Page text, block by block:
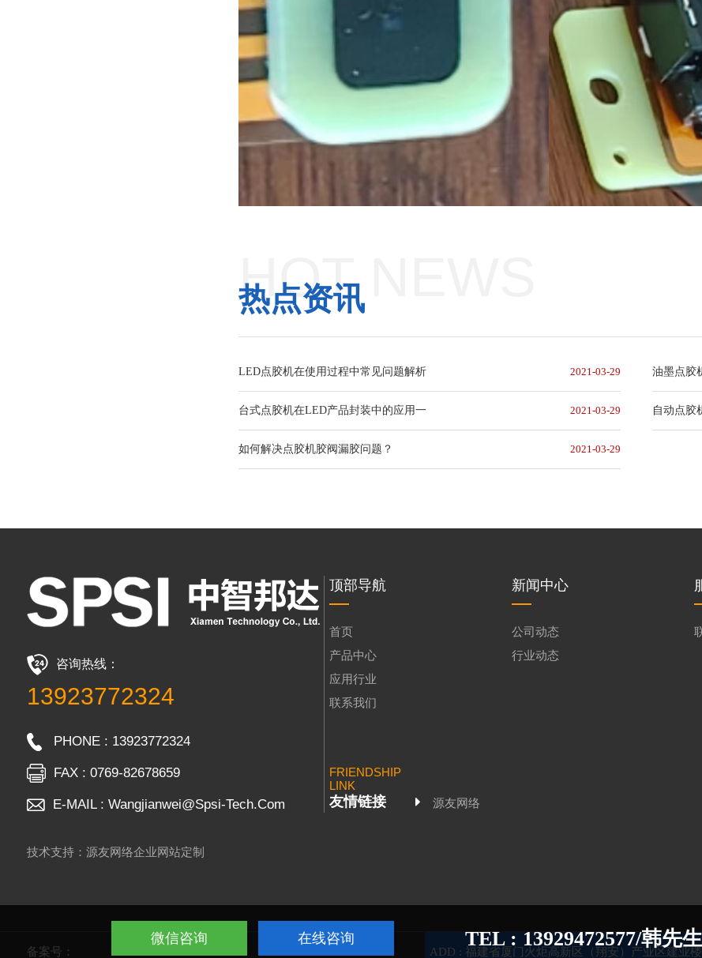
HOT NEWS
热点资讯
LED点胶机在使用过程中常见问题解析 2021-03-29 油墨点胶
台式点胶机在LED产品封装中的应用一 2021-03-29 自动点胶
如何解决点胶机胶阀漏胶问题？ 2021-03-29
咨询热线：
13923772324
PHONE : 13923772324
FAX : 0769-82678659
E-MAIL : Wangjianwei@Spsi-Tech.Com
技术支持：源友网络企业网站定制
顶部导航
首页
产品中心
应用行业
联系我们
新闻中心
公司动态
行业动态
FRIENDSHIP
LINK
友情链接 源友网络
备案号： ADD : 福建省厦门火炬高新区（翔安）产业区建业
微信咨询 在线咨询 TEL :13929472577/韩先生